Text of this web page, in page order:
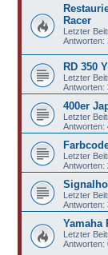
Racer
Letzter
Antworten:
RD 350
Letzter
Antworten:
400er
Letzter
Antworten:
Letzter
Antworten:
Letzter
Antworten:
Yamaha
Letzter
Antworten: